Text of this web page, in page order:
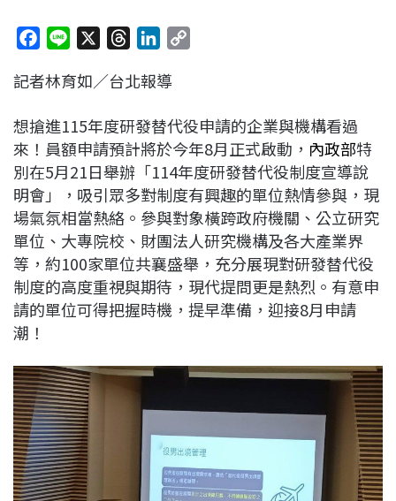
c
b
o
o
k
n
r
a
d
s
n
e
d
I
n
L
i
n
k
記者林育如／台北報導
想搶進115年度研發替代役申請的企業與機構看過
來！員額申請預計將於今年8月正式啟動， 內政部特
別在5月21日舉辦「114年度研發替代役制度宣導說
明會」，吸引眾多對制度有興趣的單位熱情參與，現
場氣氛相當熱絡。參與對象橫跨政府機關、公立研究
單位、大專院校、財團法人研究機構及各大產業界
等，約100家單位共襄盛舉，充分展現對研發替代役
制度的高度重視與期待，現代提問更是熱烈。有意申
請的單位可得把握時機，提早準備，迎接8月申請
潮！